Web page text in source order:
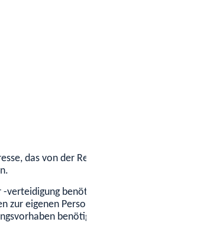
das von der Rechtsordnung als schutzwürdig
verteidigung benötigt werden (zum Beispiel
eigenen Person durch ein Kreditinstitut zählt
benötigt werden.